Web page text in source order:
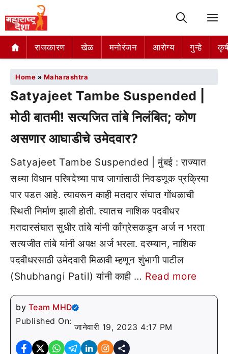
राजकारण खेळ मनोरंजन आरोग्य गुन्हे
Home » Maharashtra
Satyajeet Tambe Suspended |
मोठी बातमी! सत्यजित तांबे निलंबित; कोण
असणार आघाडीचे उमेदवार?
Satyajeet Tambe Suspended | मुंबई : राज्यात
सध्या विधान परिषदेच्या पाच जागांसाठी निवडणूक प्रक्रिया
पार पडत आहे. त्यावरून काही मतदार संघात गोंधळाची
स्थिती निर्माण झाली होती. त्यातच नाशिक पदवीधर
मतदारसंघात सुधीर तांबे यांनी काँग्रेसकडून अर्ज न भरता
सत्यजीत तांबे यांनी अपक्ष अर्ज भरला. दरम्यान, नाशिक
पदवीधरसाठी उमेदवारी मिळावी म्हणून शुंभागी पाटील
(Shubhangi Patil) यांनी काही … Read more
by Team MHD
Published On:
जानेवारी 19, 2023 4:17 PM